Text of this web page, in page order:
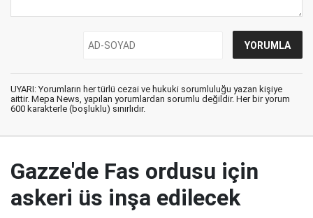
UYARI: Yorumların her türlü cezai ve hukuki sorumluluğu yazan kişiye
aittir. Mepa News, yapılan yorumlardan sorumlu değildir. Her bir yorum
600 karakterle (boşluklu) sınırlıdır.
Gazze'de Fas ordusu için
askeri üs inşa edilecek